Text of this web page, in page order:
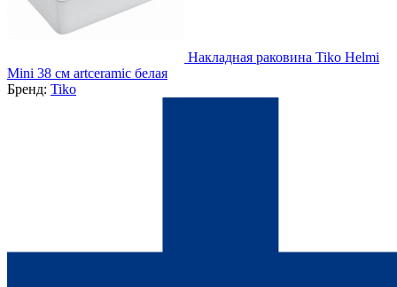
Накладная раковина Tiko Helmi
Mini 38 см artceramic белая
Бренд: Tiko